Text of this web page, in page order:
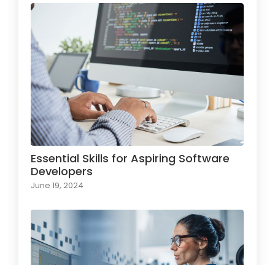
Essential Skills for Aspiring Software
Developers
June 19, 2024